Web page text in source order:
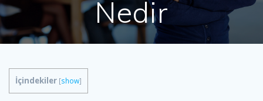
Nedir
İçindekiler [show]